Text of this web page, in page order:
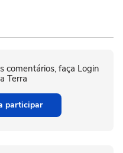
comentários, faça Login
Terra
participar